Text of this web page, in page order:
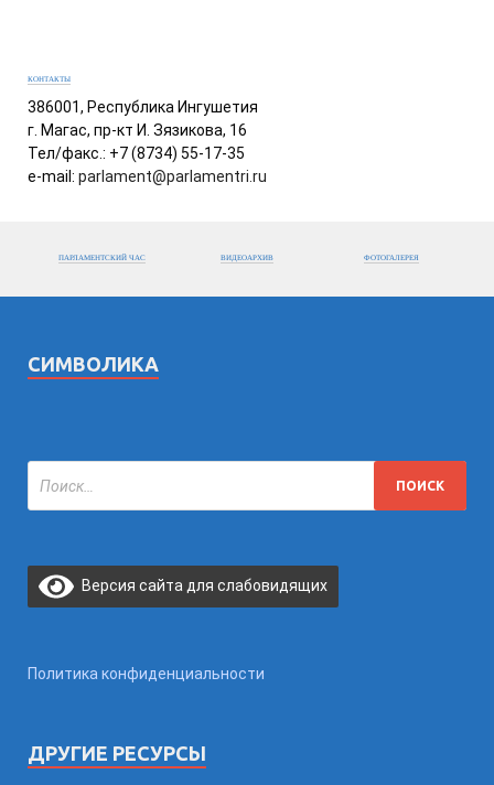
КОНТАКТЫ
386001, Республика Ингушетия
г. Магас, пр-кт И. Зязикова, 16
Тел/факс.: +7 (8734) 55-17-35
e-mail: parlament@parlamentri.ru
ПАРЛАМЕНТСКИЙ ЧАС ВИДЕОАРХИВ ФОТОГАЛЕРЕЯ
СИМВОЛИКА
Версия сайта для слабовидящих
Политика конфиденциальности
ДРУГИЕ РЕСУРСЫ